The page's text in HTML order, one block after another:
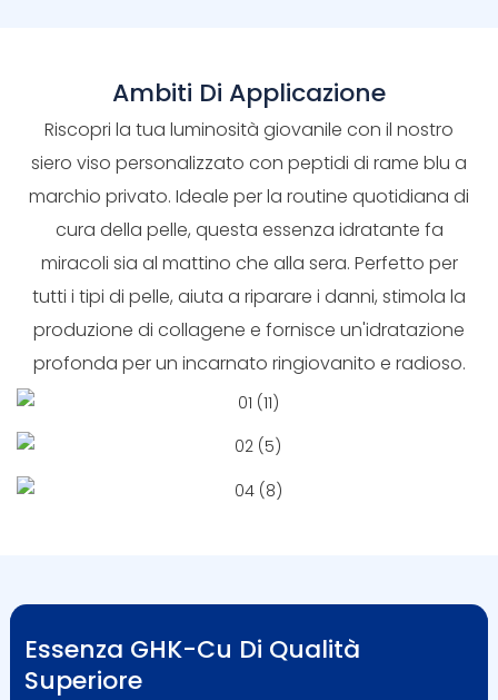
Ambiti Di Applicazione
Riscopri la tua luminosità giovanile con il nostro
siero viso personalizzato con peptidi di rame blu a
marchio privato. Ideale per la routine quotidiana di
cura della pelle, questa essenza idratante fa
miracoli sia al mattino che alla sera. Perfetto per
tutti i tipi di pelle, aiuta a riparare i danni, stimola la
produzione di collagene e fornisce un'idratazione
profonda per un incarnato ringiovanito e radioso.
Essenza GHK-Cu Di Qualità
Superiore